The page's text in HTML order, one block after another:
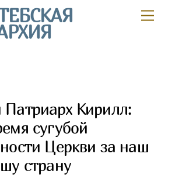
Кирилл:
сугубой
Церкви за наш
страну